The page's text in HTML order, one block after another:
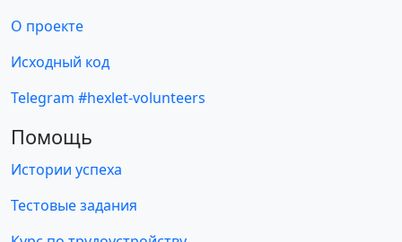
О проекте
Исходный код
Telegram #hexlet-volunteers
Помощь
Истории успеха
Тестовые задания